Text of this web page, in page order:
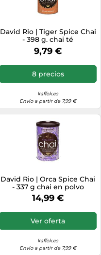
David Rio | Tiger Spice Chai
- 398 g. chai té
9,79 €
8 precios
kaffek.es
Envío a partir de 7,99 €
David Rio | Orca Spice Chai
- 337 g chai en polvo
14,99 €
Ver oferta
kaffek.es
Envío a partir de 7,99 €